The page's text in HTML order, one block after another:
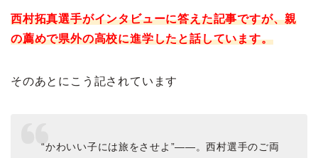
西村拓真選手がインタビューに答えた記事ですが、親
の薦めで県外の高校に進学したと話しています。
そのあとにこう記されています
“かわいい子には旅をさせよ”――。西村選手のご両